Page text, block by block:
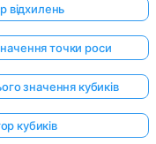
відхилень
точки роси
значення кубиків
кубиків